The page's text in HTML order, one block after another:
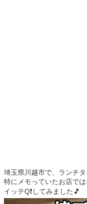
埼玉県川越市で、ランチ
特にメモっていたお店で
イッテQ❗️してみました🎵